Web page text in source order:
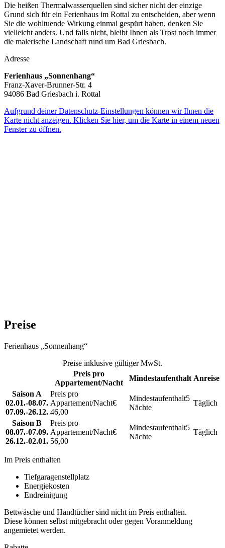
Die heißen Thermalwasserquellen sind sicher nicht der einzige
Grund sich für ein Ferienhaus im Rottal zu entscheiden, aber wenn
Sie die wohltuende Wirkung einmal gespürt haben, denken Sie
vielleicht anders. Und falls nicht, bleibt Ihnen als Trost noch immer
die malerische Landschaft rund um Bad Griesbach.
Adresse
Ferienhaus „Sonnenhang“
Franz-Xaver-Brunner-Str. 4
94086 Bad Griesbach i. Rottal
Aufgrund deiner Datenschutz-Einstellungen können wir Ihnen die
Karte nicht anzeigen. Klicken Sie hier, um die Karte in einem neuen
Fenster zu öffnen.
Preise
Ferienhaus „Sonnenhang“
Preise inklusive gültiger MwSt.
Preis pro
Appartement/Nacht
Mindestaufenthalt Anreise
Saison A
02.01.-08.07.
07.09.-26.12.
€
46,00
5
Nächte
Täglich
Saison B
08.07.-07.09.
26.12.-02.01.
€
56,00
5
Nächte
Täglich
Im Preis enthalten
Tiefgaragenstellplatz
Energiekosten
Endreinigung
Bettwäsche und Handtücher sind nicht im Preis enthalten.
Diese können selbst mitgebracht oder gegen Voranmeldung
angemietet werden.